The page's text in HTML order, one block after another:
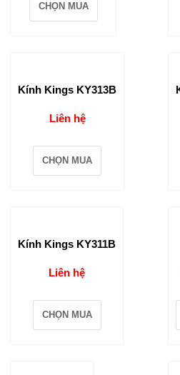
CHỌN MUA
Kính Kings KY313B
Liên hệ
CHỌN MUA
Kính Kings KY311B
Liên hệ
CHỌN MUA